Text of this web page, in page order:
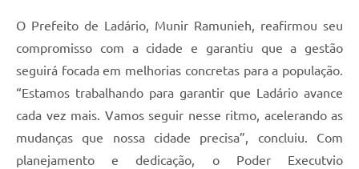
O Prefeito de Ladário, Munir Ramunieh, reafirmou seu
compromisso com a cidade e garantiu que a gestão
seguirá focada em melhorias concretas para a população.
“Estamos trabalhando para garantir que Ladário avance
cada vez mais. Vamos seguir nesse ritmo, acelerando as
mudanças que nossa cidade precisa”, concluiu. Com
planejamento e dedicação, o Poder Executvio